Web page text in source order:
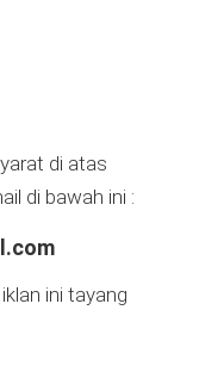
di atas
di bawah ini :
ini tayang